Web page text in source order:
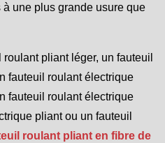
une plus grande usure que
pliant léger, un fauteuil
fauteuil roulant électrique
fauteuil roulant électrique
pliant ou un fauteuil
roulant pliant en fibre de